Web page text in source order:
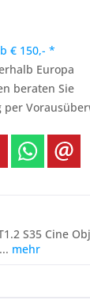
€ 150,- *
Europa
beraten Sie
per
S35 Cine
mehr